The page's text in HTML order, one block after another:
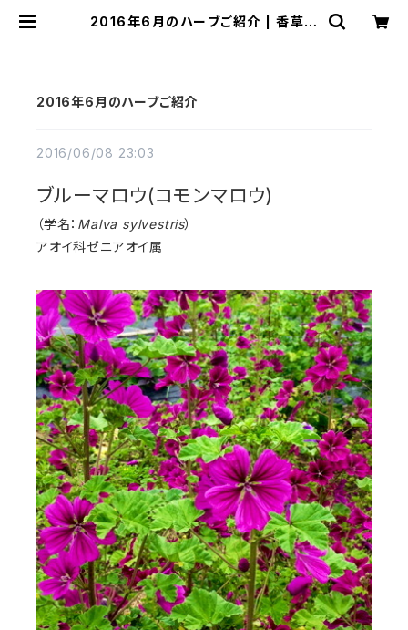
2016年6月のハーブご紹介 | 香草工
2016年6月のハーブご紹介
2016/06/08 23:03
ブルーマロウ(コモンマロウ)
（学名： Malva sylvestris）
アオイ科ゼニアオイ属